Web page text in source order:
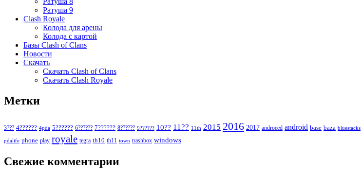
Ратуша 9
Clash Royale
Колода для арены
Колода с картой
Базы Clash of Clans
Новости
Скачать
Скачать Clash of Clans
Скачать Clash Royale
Метки
3??? 4?????? 4pda 5?????? 6?????? 7?????? 8?????? 9?????? 10?? 11?? 11th 2015 2016 2017 androeed android base baza bluestacks
pdalife phone play royale tegra th10 th11 town trashbox windows
Свежие комментарии